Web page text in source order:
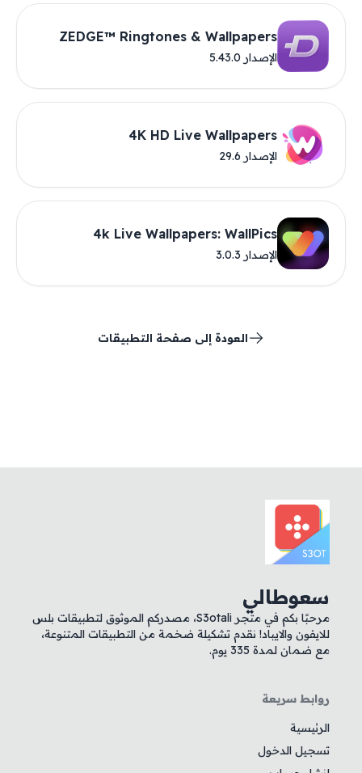
ZEDGE™ Ringtones & Wallpapers
الإصدار 5.43.0
4K HD Live Wallpapers
الإصدار 29.6
4k Live Wallpapers: WallPics
الإصدار 3.0.3
العودة إلى صفحة التطبيقات
سعوطالي
مرحبًا بكم في متجر S3otali، مصدركم الموثوق لتطبيقات بلس
للايفون والايباد! نقدم تشكيلة ضخمة من التطبيقات المتنوعة،
مع ضمان لمدة 335 يوم.
روابط سريعة
الرئيسية
تسجيل الدخول